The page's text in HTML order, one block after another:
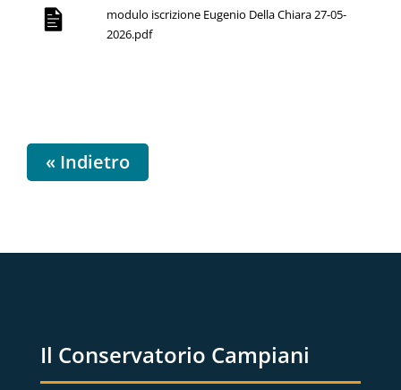
modulo iscrizione Eugenio Della Chiara 27-05-
2026.pdf
« Indietro
Il Conservatorio Campiani